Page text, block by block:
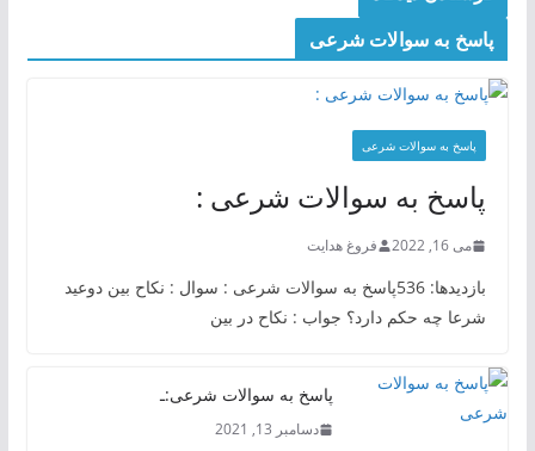
پاسخ به سوالات شرعی
پاسخ به سوالات شرعی
پاسخ به سوالات شرعی :
می 16, 2022 فروغ هدایت
بازدیدها: 536پاسخ به سوالات شرعی : سوال : نکاح بین دوعید
شرعا چه حکم دارد؟ جواب : نکاح در بین
پاسخ به سوالات شرعی:ـ
دسامبر 13, 2021